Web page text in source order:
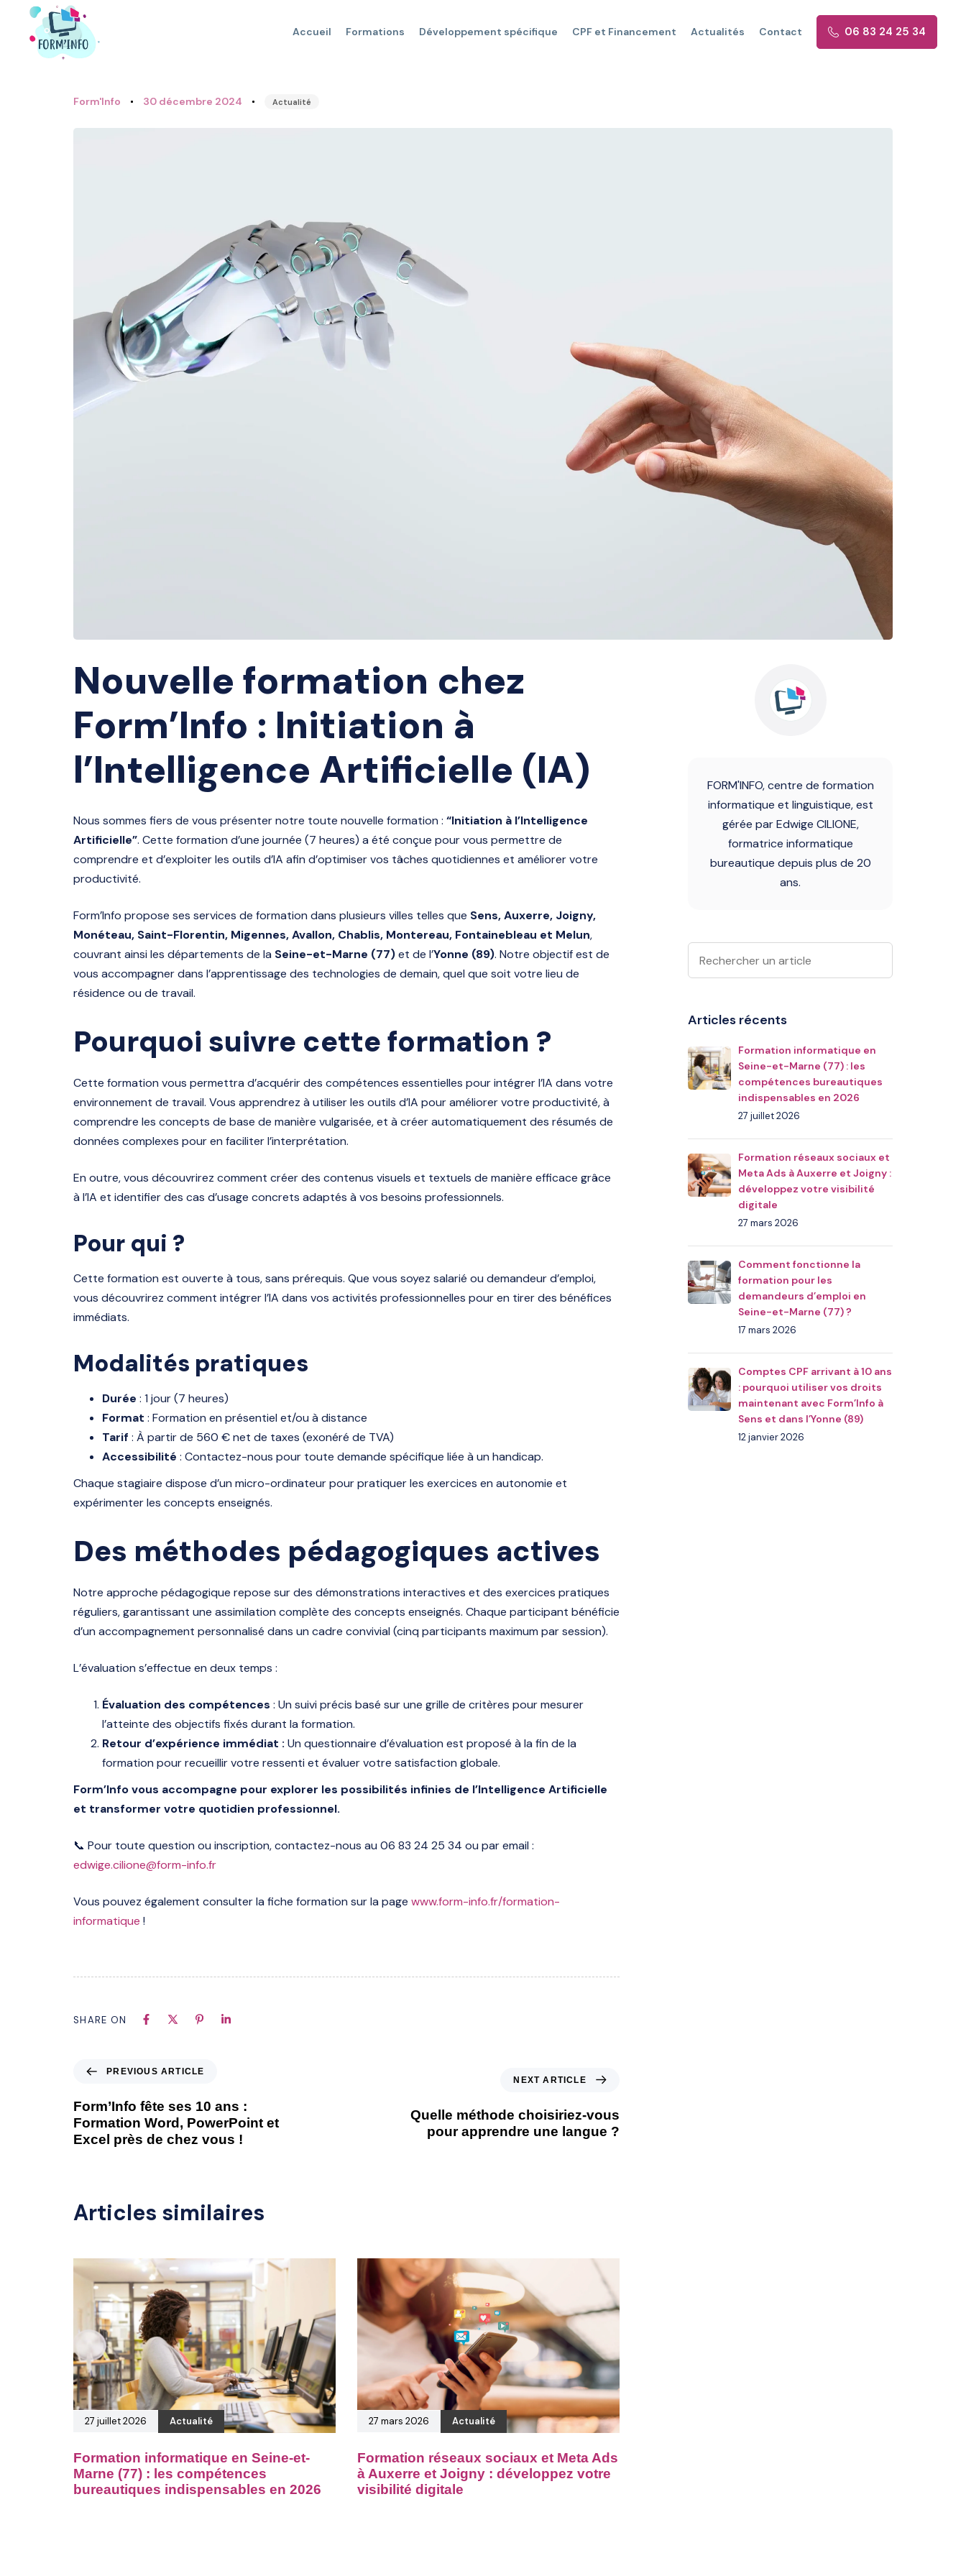
Accueil Formations Développement spécifique CPF et Financement Actualités Contact 06 83 24 25 34
Author
Form'Info
Published
on:
30 décembre 2024
Published
in:
Actualité
Nouvelle formation chez
Form’Info : Initiation à
l’Intelligence Artificielle (IA)
Nous sommes fiers de vous présenter notre toute nouvelle formation : “Initiation à l’Intelligence
Artificielle”. Cette formation d’une journée (7 heures) a été conçue pour vous permettre de
comprendre et d’exploiter les outils d’IA afin d’optimiser vos tâches quotidiennes et améliorer votre
productivité.
Form’Info propose ses services de formation dans plusieurs villes telles que Sens, Auxerre, Joigny,
Monéteau, Saint-Florentin, Migennes, Avallon, Chablis, Montereau, Fontainebleau et Melun,
couvrant ainsi les départements de la Seine-et-Marne (77)et de l’Yonne (89). Notre objectif est de
vous accompagner dans l’apprentissage des technologies de demain, quel que soit votre lieu de
résidence ou de travail.
Pourquoi suivre cette formation ?
Cette formation vous permettra d’acquérir des compétences essentielles pour intégrer l’IA dans votre
environnement de travail. Vous apprendrez à utiliser les outils d’IA pour améliorer votre productivité, à
comprendre les concepts de base de manière vulgarisée, et à créer automatiquement des résumés de
données complexes pour en faciliter l’interprétation.
En outre, vous découvrirez comment créer des contenus visuels et textuels de manière efficace grâce
à l’IA et identifier des cas d’usage concrets adaptés à vos besoins professionnels.
Pour qui ?
Cette formation est ouverte à tous, sans prérequis. Que vous soyez salarié ou demandeur d’emploi,
vous découvrirez comment intégrer l’IA dans vos activités professionnelles pour en tirer des bénéfices
immédiats.
Modalités pratiques
Durée : 1 jour (7 heures)
Format : Formation en présentiel et/ou à distance
Tarif : À partir de 560 € net de taxes (exonéré de TVA)
Accessibilité : Contactez-nous pour toute demande spécifique liée à un handicap.
Chaque stagiaire dispose d’un micro-ordinateur pour pratiquer les exercices en autonomie et
expérimenter les concepts enseignés.
Des méthodes pédagogiques actives
Notre approche pédagogique repose sur des démonstrations interactives et des exercices pratiques
réguliers, garantissant une assimilation complète des concepts enseignés. Chaque participant bénéficie
d’un accompagnement personnalisé dans un cadre convivial (cinq participants maximum par session).
L’évaluation s’effectue en deux temps :
Évaluation des compétences : Un suivi précis basé sur une grille de critères pour mesurer
l’atteinte des objectifs fixés durant la formation.
Retour d’expérience immédiat : Un questionnaire d’évaluation est proposé à la fin de la
formation pour recueillir votre ressenti et évaluer votre satisfaction globale.
Form’Info vous accompagne pour explorer les possibilités infinies de l’Intelligence Artificielle
et transformer votre quotidien professionnel.
📞 Pour toute question ou inscription, contactez-nous au 06 83 24 25 34 ou par email :
edwige.cilione@form-info.fr
Vous pouvez également consulter la fiche formation sur la page www.form-info.fr/formation-
informatique !
SHARE ON
PREVIOUS ARTICLE
Form’Info fête ses 10 ans :
Formation Word, PowerPoint et
Excel près de chez vous !
NEXT ARTICLE
Quelle méthode choisiriez-vous
pour apprendre une langue ?
Articles similaires
27 juillet 2026 Actualité
Formation informatique en Seine-et-
Marne (77) : les compétences
bureautiques indispensables en 2026
27 mars 2026 Actualité
Formation réseaux sociaux et Meta Ads
à Auxerre et Joigny : développez votre
visibilité digitale
FORM'INFO, centre de formation
informatique et linguistique, est
gérée par Edwige CILIONE,
formatrice informatique
bureautique depuis plus de 20
ans.
Articles récents
Formation informatique en
Seine-et-Marne (77) : les
compétences bureautiques
indispensables en 2026
27 juillet 2026
Formation réseaux sociaux et
Meta Ads à Auxerre et Joigny :
développez votre visibilité
digitale
27 mars 2026
Comment fonctionne la
formation pour les
demandeurs d’emploi en
Seine-et-Marne (77) ?
17 mars 2026
Comptes CPF arrivant à 10 ans
: pourquoi utiliser vos droits
maintenant avec Form’Info à
Sens et dans l’Yonne (89)
12 janvier 2026